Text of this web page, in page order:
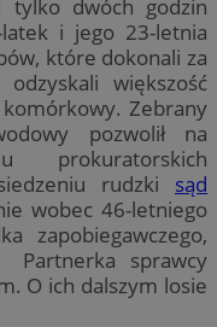
tylko dwóch godzin
i jego 23-letnia
które dokonali za
większość
Zebrany
pozwolił na
prokuratorskich
rudzki sąd
wobec 46-letniego
zapobiegawczego,
Partnerka sprawcy
O ich dalszym losie